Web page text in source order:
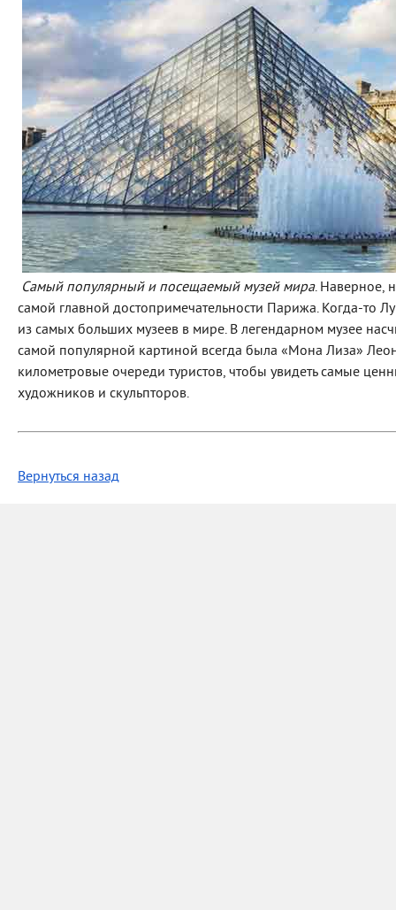
Самый популярный и посещаемый музей мира. Наверное,
самой главной достопримечательности Парижа. Когда-то
из самых больших музеев в мире. В легендарном музее
самой популярной картиной всегда была «Мона Лиза»
километровые очереди туристов, чтобы увидеть самые
художников и скульпторов.
Вернуться назад